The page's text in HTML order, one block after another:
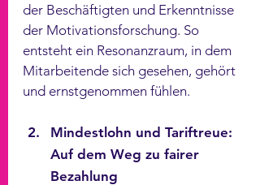
der Beschäftigten und Erkenntnisse
der Motivationsforschung. So
entsteht ein Resonanzraum, in dem
Mitarbeitende sich gesehen, gehört
und ernstgenommen fühlen.
Mindestlohn und Tariftreue:
Auf dem Weg zu fairer
Bezahlung